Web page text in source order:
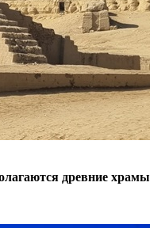
древние